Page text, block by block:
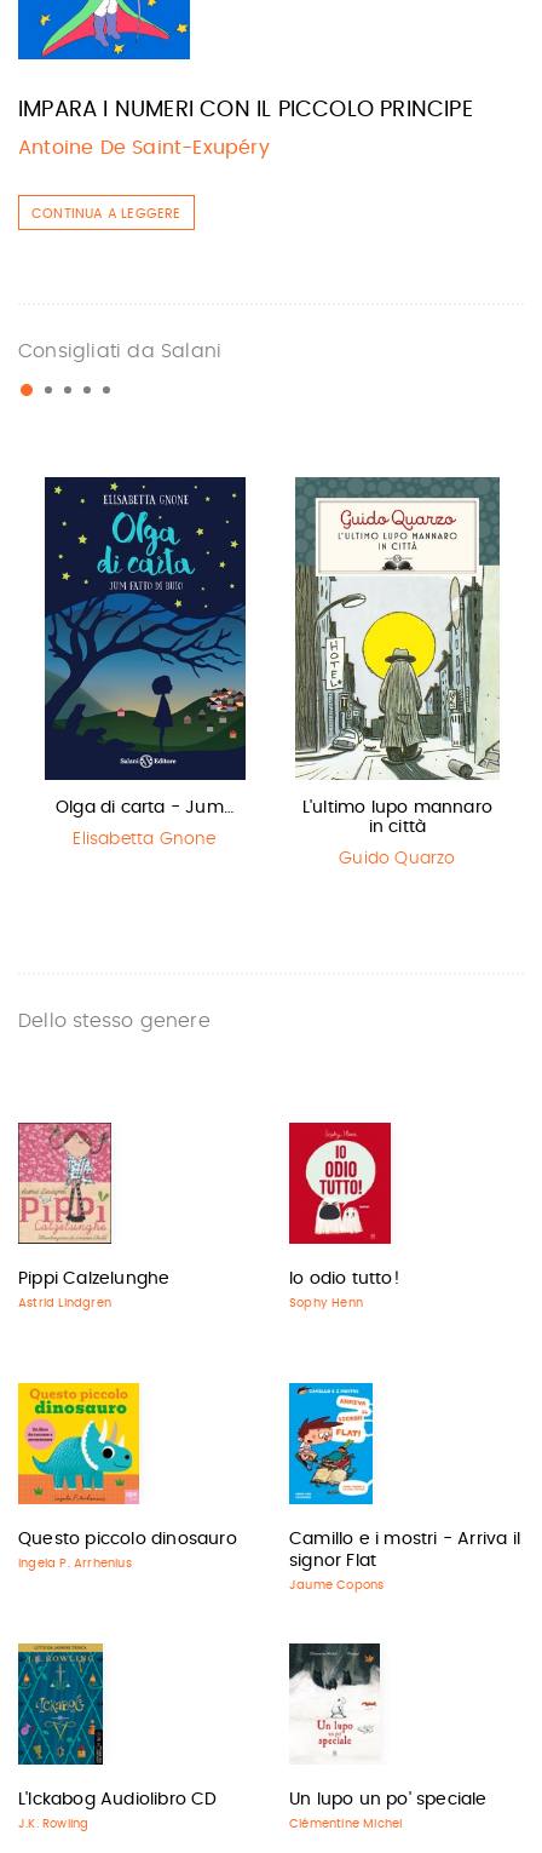
IMPARA I NUMERI CON IL PICCOLO PRINCIPE
Antoine De Saint-Exupéry
CONTINUA A LEGGERE
Consigliati da Salani
Olga di carta - Jum…
Elisabetta Gnone
L'ultimo lupo mannaro
in città
Guido Quarzo
Dello stesso genere
Pippi Calzelunghe
Astrid Lindgren
Io odio tutto!
Sophy Henn
Questo piccolo dinosauro
Ingela P. Arrhenius
Camillo e i mostri - Arriva il
signor Flat
Jaume Copons
L'Ickabog Audiolibro CD
J.K. Rowling
Un lupo un po' speciale
Clémentine Michel